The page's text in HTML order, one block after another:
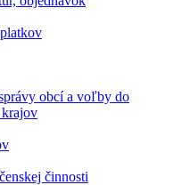
obcí a voľby do
krajov
činnosti